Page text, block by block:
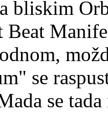
bliskim
Beat
se
se